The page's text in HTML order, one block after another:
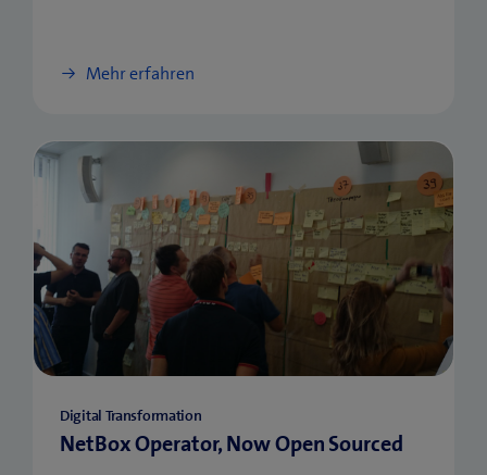
Mehr erfahren
Digital Transformation
NetBox Operator, Now Open Sourced